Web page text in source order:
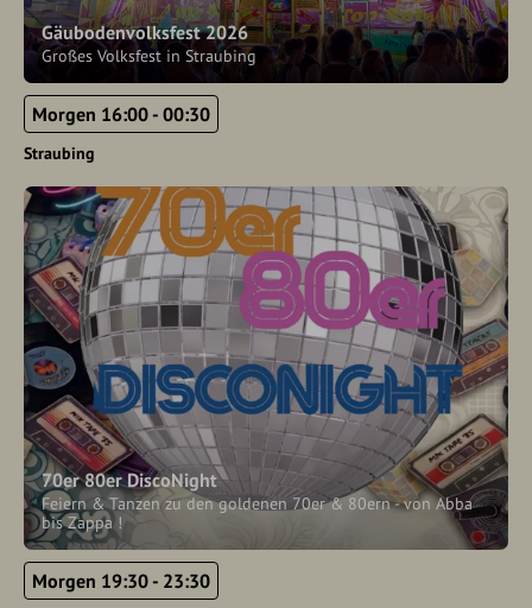
Gäubodenvolksfest 2026
Großes Volksfest in Straubing
Morgen 16:00 - 00:30
Straubing
70er 80er DiscoNight
Feiern & Tanzen zu den goldenen 70er & 80ern - von Abba
bis Zappa !
Morgen 19:30 - 23:30